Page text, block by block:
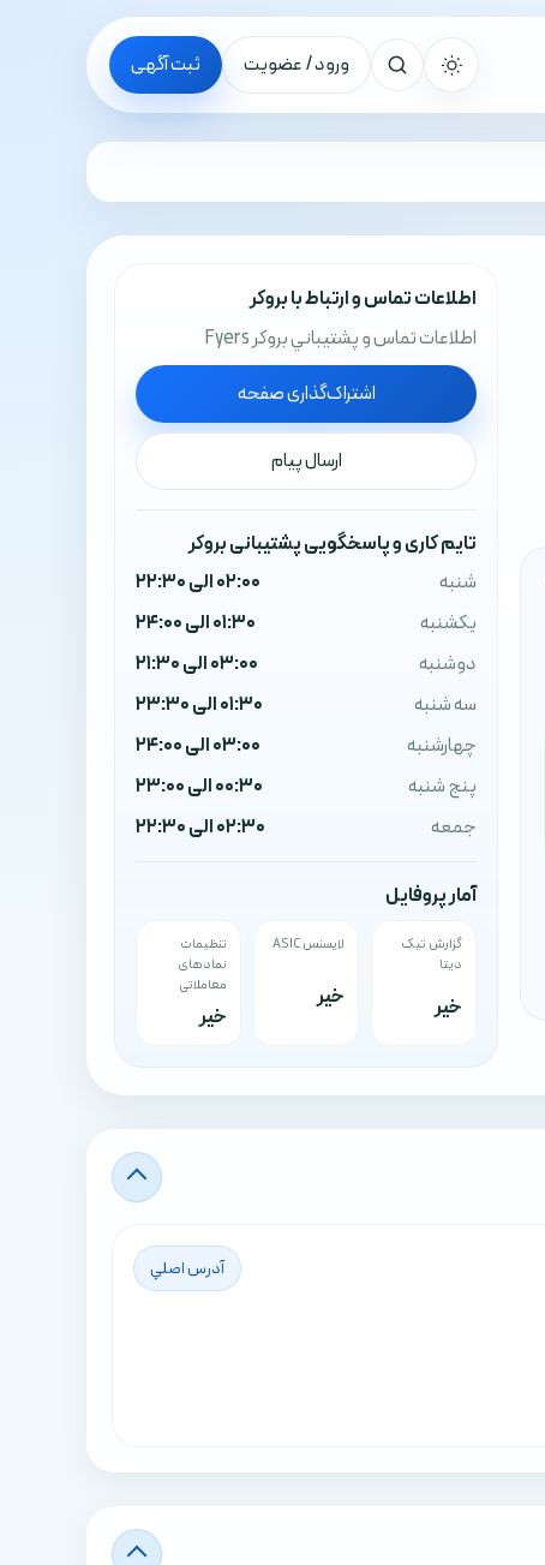
ورود / عضویت ثبت آگهی
اطلاعات تماس و ارتباط با بروکر
اطلاعات تماس و پشتيباني بروکر Fyers
اشتراک‌گذاری صفحه
ارسال پیام
تایم کاری و پاسخگویی پشتیبانی بروکر
شنبه
02:00 الی 22:30
یکشنبه
01:30 الی 24:00
دوشنبه
03:00 الی 21:30
سه شنبه
01:30 الی 23:30
چهارشنبه
03:00 الی 24:00
پنج شنبه
00:30 الی 23:00
جمعه
02:30 الی 22:30
آمار پروفایل
گزارش تیک
دیتا
خیر
لایسنس ASIC
خیر
تنظیمات
نمادهای
معاملاتی
خیر
آدرس اصلي